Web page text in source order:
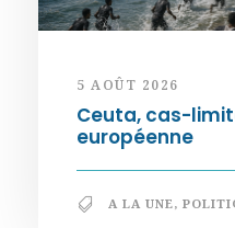
5 AOÛT 2026
Ceuta, cas-
européenne
A LA UNE,